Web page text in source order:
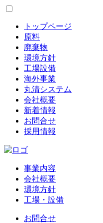
トップページ
原料
廃棄物
環境方針
工場設備
海外事業
丸清システム
会社概要
新着情報
お問合せ
採用情報
事業内容
会社概要
環境方針
工場・設備
お問合せ